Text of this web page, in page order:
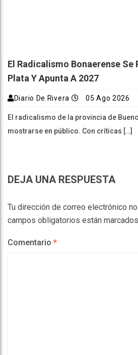
El Radicalismo Bonaerense Se
Plata Y Apunta A 2027
Diario De Rivera 05 Ago 2026
El radicalismo de la provincia de
mostrarse en público. Con críticas […]
DEJA UNA RESPUESTA
Tu dirección de correo electrónico
campos obligatorios están
Comentario *